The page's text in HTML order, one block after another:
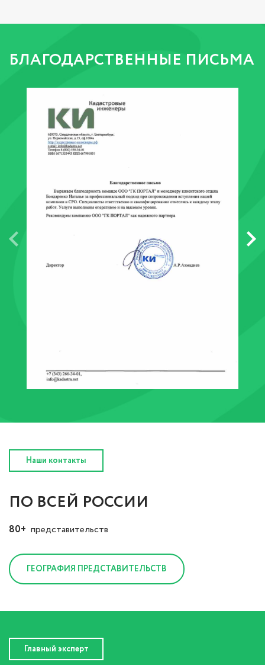
БЛАГОДАРСТВЕННЫЕ ПИСЬМА
Наши контакты
ПО ВСЕЙ РОССИИ
80+ представительств
ГЕОГРАФИЯ ПРЕДСТАВИТЕЛЬСТВ
Главный эксперт